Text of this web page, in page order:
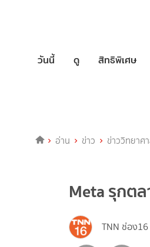
วันนี้ ดู สิทธิพิเศษ
อ่าน ข่าว ข่าววิทยาศา
Meta รุกต
TNN ช่อง16